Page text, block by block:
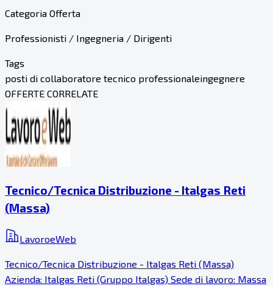
Categoria Offerta
Professionisti / Ingegneria / Dirigenti
Tags
posti di collaboratore tecnico professionaleingegnere
OFFERTE CORRELATE
Tecnico/Tecnica Distribuzione - Italgas Reti
(Massa)
LavoroeWeb
Tecnico/Tecnica Distribuzione - Italgas Reti (Massa)
Azienda: Italgas Reti (Gruppo Italgas) Sede di lavoro: Massa